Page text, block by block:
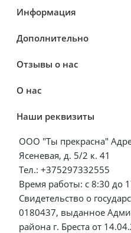
Информация
Дополнительно
Отзывы о нас
О нас
Наши реквизиты
ООО "Ты прекрасна"
Ясеневая, д. 5/2 к. 41
Тел.: +375297332555
Время работы: с 8:30 до
Свидетельство о
0180437, выданное
района г. Бреста от